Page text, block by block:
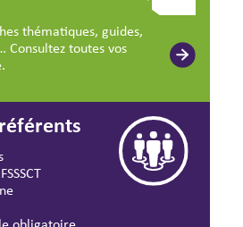
thématiques, guides,
toutes vos
FSSSCT